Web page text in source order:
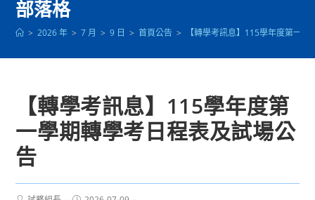
部落格
> 2026 年 > 7 月 > 9 日 > 首頁公告 > 【轉學考訊息】115學年度第一
【轉學考訊息】115學年度第
一學期轉學考日程表及試場公
告